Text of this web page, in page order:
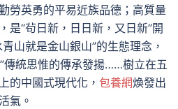
勞英勇的平易近族品德；高質量
是“茍日新，日日新，又日新”開
山就是金山銀山”的生態理念，
傳統思惟的傳承發揚……樹立在五
的中國式現代化， 包養網煥發出
氣。